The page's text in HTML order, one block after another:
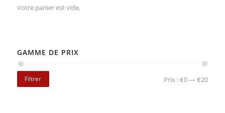
Votre panier est vide.
GAMME DE PRIX
Filtrer Prix :€0—€20